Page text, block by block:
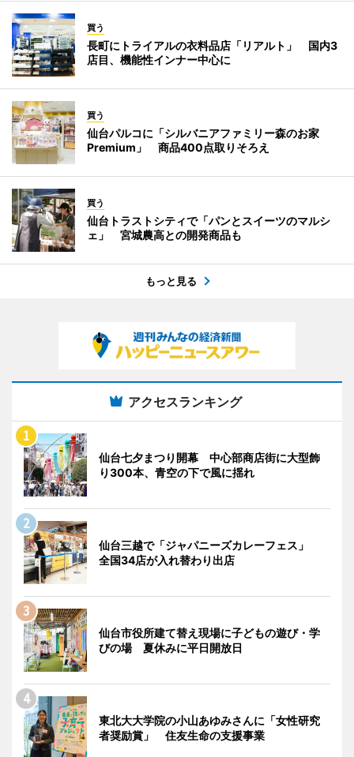
買う
長町にトライアルの衣料品店「リアルト」 国内3
店目、機能性インナー中心に
買う
仙台パルコに「シルバニアファミリー森のお家
Premium」 商品400点取りそろえ
買う
仙台トラストシティで「パンとスイーツのマルシ
ェ」 宮城農高との開発商品も
もっと見る
アクセスランキング
仙台七夕まつり開幕 中心部商店街に大型飾
り300本、青空の下で風に揺れ
仙台三越で「ジャパニーズカレーフェス」
全国34店が入れ替わり出店
仙台市役所建て替え現場に子どもの遊び・学
びの場 夏休みに平日開放日
東北大大学院の小山あゆみさんに「女性研究
者奨励賞」 住友生命の支援事業